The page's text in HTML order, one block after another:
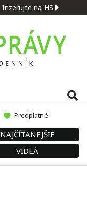
Inzerujte na HS
Predplatné
NAJČÍTANEJŠIE
VIDEÁ